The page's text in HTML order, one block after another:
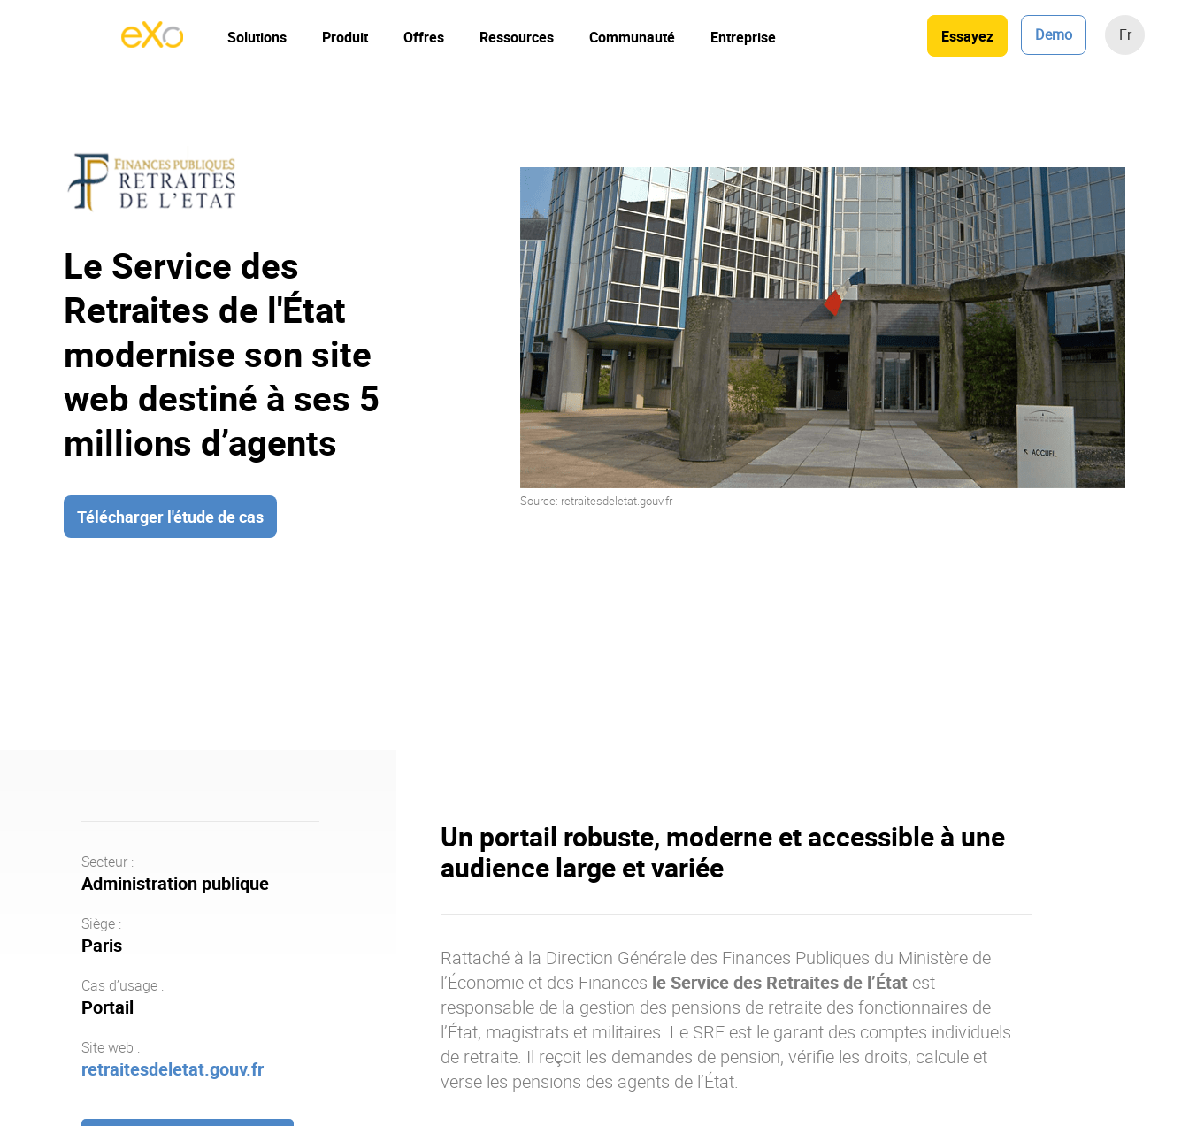
Essayez Demo Fr
Solutions Produit Offres Ressources Communauté Entreprise
Le Service des
Retraites de l'État
modernise son site
web destiné à ses 5
millions d’agents
Télécharger l'étude de cas
Source: retraitesdeletat.gouv.fr
Secteur :
Administration publique
Siège :
Paris
Cas d’usage :
Portail
Site web :
retraitesdeletat.gouv.fr
Un portail robuste, moderne et accessible à une
audience large et variée
Rattaché à la Direction Générale des Finances Publiques du Ministère de
l’Économie et des Finances le Service des Retraites de l’État est
responsable de la gestion des pensions de retraite des fonctionnaires de
l’État, magistrats et militaires. Le SRE est le garant des comptes individuels
de retraite. Il reçoit les demandes de pension, vérifie les droits, calcule et
verse les pensions des agents de l’État.